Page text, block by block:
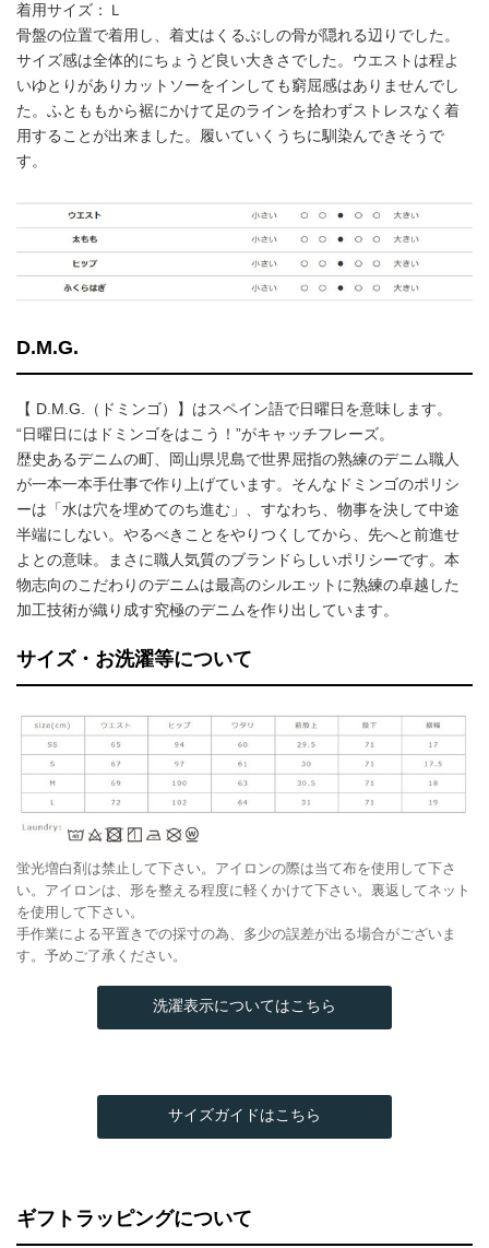
着用サイズ：Ｌ
骨盤の位置で着用し、着丈はくるぶしの骨が隠れる辺りでした。
サイズ感は全体的にちょうど良い大きさでした。ウエストは程よ
いゆとりがありカットソーをインしても窮屈感はありませんでし
た。ふとももから裾にかけて足のラインを拾わずストレスなく着
用することが出来ました。履いていくうちに馴染んできそうで
す。
D.M.G.
【 D.M.G.（ドミンゴ）】はスペイン語で日曜日を意味します。
“日曜日にはドミンゴをはこう！”がキャッチフレーズ。
歴史あるデニムの町、岡山県児島で世界屈指の熟練のデニム職人
が一本一本手仕事で作り上げています。そんなドミンゴのポリシ
ーは「水は穴を埋めてのち進む」、すなわち、物事を決して中途
半端にしない。やるべきことをやりつくしてから、先へと前進せ
よとの意味。まさに職人気質のブランドらしいポリシーです。本
物志向のこだわりのデニムは最高のシルエットに熟練の卓越した
加工技術が織り成す究極のデニムを作り出しています。
サイズ・お洗濯等について
蛍光増白剤は禁止して下さい。アイロンの際は当て布を使用して下さ
い。アイロンは、形を整える程度に軽くかけて下さい。裏返してネット
を使用して下さい。
手作業による平置きでの採寸の為、多少の誤差が出る場合がございま
す。予めご了承ください。
洗濯表示についてはこちら
サイズガイドはこちら
ギフトラッピングについて